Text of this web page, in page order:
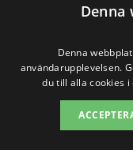
Fjugesta
Sköllersta
Lindesberg
Denna
Denna
användarupplevelsen.
du till alla cookies